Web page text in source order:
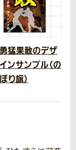
勇猛果敢のデザ
インサンプル（の
ぼり旗）